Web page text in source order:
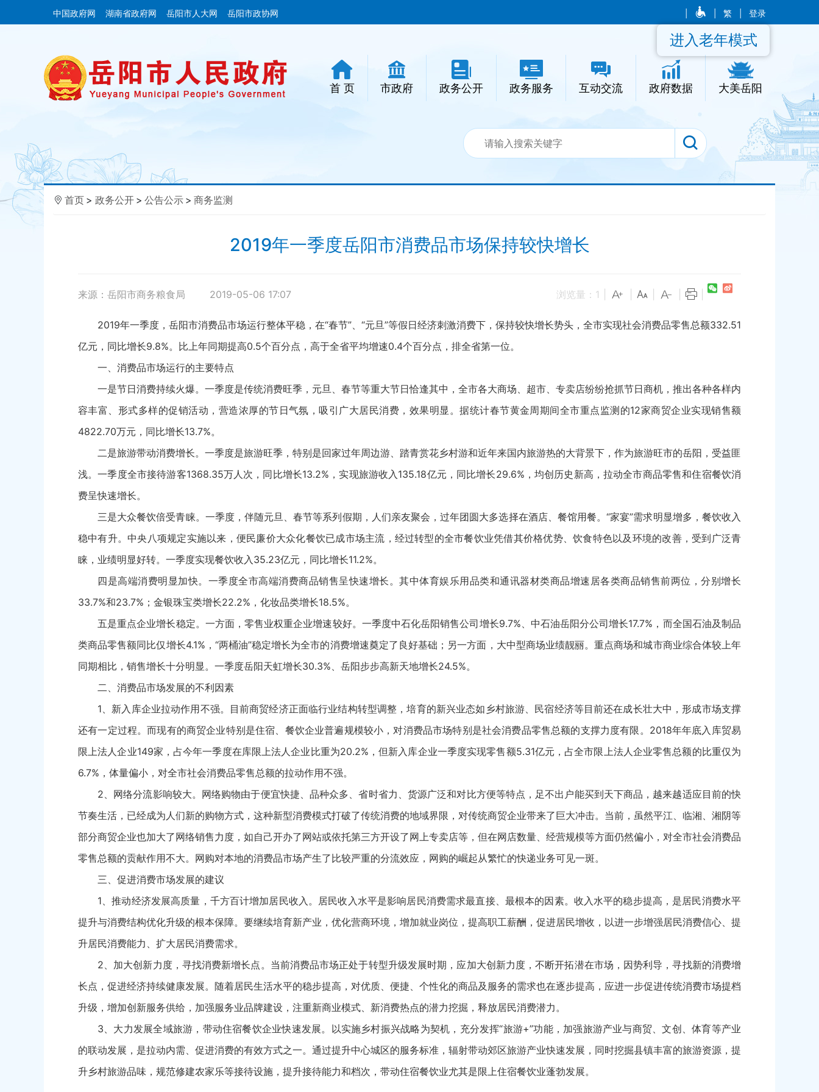
中国政府网 湖南省政府网 岳阳市人大网 岳阳市政协网 繁 登录
首 页 市政府 政务公开 政务服务 互动交流 政府数据 大美岳阳
进入老年模式
首页 > 政务公开 > 公告公示 > 商务监测
2019年一季度岳阳市消费品市场保持较快增长
来源：岳阳市商务粮食局 2019-05-06 17:07 浏览量： 1
2019年一季度，岳阳市消费品市场运行整体平稳，在“春节”、“元旦”等假日经济刺激消费下，保持较快增长势头，全市实现社会消费品零售总额332.51
亿元，同比增长9.8%。比上年同期提高0.5个百分点，高于全省平均增速0.4个百分点，排全省第一位。
一、消费品市场运行的主要特点
一是节日消费持续火爆。一季度是传统消费旺季，元旦、春节等重大节日恰逢其中，全市各大商场、超市、专卖店纷纷抢抓节日商机，推出各种各样内
容丰富、形式多样的促销活动，营造浓厚的节日气氛，吸引广大居民消费，效果明显。据统计春节黄金周期间全市重点监测的12家商贸企业实现销售额
4822.70万元，同比增长13.7%。
二是旅游带动消费增长。一季度是旅游旺季，特别是回家过年周边游、踏青赏花乡村游和近年来国内旅游热的大背景下，作为旅游旺市的岳阳，受益匪
浅。一季度全市接待游客1368.35万人次，同比增长13.2%，实现旅游收入135.18亿元，同比增长29.6%，均创历史新高，拉动全市商品零售和住宿餐饮消
费呈快速增长。
三是大众餐饮倍受青睐。一季度，伴随元旦、春节等系列假期，人们亲友聚会，过年团圆大多选择在酒店、餐馆用餐。“家宴”需求明显增多，餐饮收入
稳中有升。中央八项规定实施以来，便民廉价大众化餐饮已成市场主流，经过转型的全市餐饮业凭借其价格优势、饮食特色以及环境的改善，受到广泛青
睐，业绩明显好转。一季度实现餐饮收入35.23亿元，同比增长11.2%。
四是高端消费明显加快。一季度全市高端消费商品销售呈快速增长。其中体育娱乐用品类和通讯器材类商品增速居各类商品销售前两位，分别增长
33.7%和23.7%；金银珠宝类增长22.2%，化妆品类增长18.5%。
五是重点企业增长稳定。一方面，零售业权重企业增速较好。一季度中石化岳阳销售公司增长9.7%、中石油岳阳分公司增长17.7%，而全国石油及制品
类商品零售额同比仅增长4.1%，“两桶油”稳定增长为全市的消费增速奠定了良好基础；另一方面，大中型商场业绩靓丽。重点商场和城市商业综合体较上年
同期相比，销售增长十分明显。一季度岳阳天虹增长30.3%、岳阳步步高新天地增长24.5%。
二、消费品市场发展的不利因素
1、新入库企业拉动作用不强。目前商贸经济正面临行业结构转型调整，培育的新兴业态如乡村旅游、民宿经济等目前还在成长壮大中，形成市场支撑
还有一定过程。而现有的商贸企业特别是住宿、餐饮企业普遍规模较小，对消费品市场特别是社会消费品零售总额的支撑力度有限。2018年年底入库贸易
限上法人企业149家，占今年一季度在库限上法人企业比重为20.2%，但新入库企业一季度实现零售额5.31亿元，占全市限上法人企业零售总额的比重仅为
6.7%，体量偏小，对全市社会消费品零售总额的拉动作用不强。
2、网络分流影响较大。网络购物由于便宜快捷、品种众多、省时省力、货源广泛和对比方便等特点，足不出户能买到天下商品，越来越适应目前的快
节奏生活，已经成为人们新的购物方式，这种新型消费模式打破了传统消费的地域界限，对传统商贸企业带来了巨大冲击。当前，虽然平江、临湘、湘阴等
部分商贸企业也加大了网络销售力度，如自己开办了网站或依托第三方开设了网上专卖店等，但在网店数量、经营规模等方面仍然偏小，对全市社会消费品
零售总额的贡献作用不大。网购对本地的消费品市场产生了比较严重的分流效应，网购的崛起从繁忙的快递业务可见一斑。
三、促进消费市场发展的建议
1、推动经济发展高质量，千方百计增加居民收入。居民收入水平是影响居民消费需求最直接、最根本的因素。收入水平的稳步提高，是居民消费水平
提升与消费结构优化升级的根本保障。要继续培育新产业，优化营商环境，增加就业岗位，提高职工薪酬，促进居民增收，以进一步增强居民消费信心、提
升居民消费能力、扩大居民消费需求。
2、加大创新力度，寻找消费新增长点。当前消费品市场正处于转型升级发展时期，应加大创新力度，不断开拓潜在市场，因势利导，寻找新的消费增
长点，促进经济持续健康发展。随着居民生活水平的稳步提高，对优质、便捷、个性化的商品及服务的需求也在逐步提高，应进一步促进传统消费市场提档
升级，增加创新服务供给，加强服务业品牌建设，注重新商业模式、新消费热点的潜力挖掘，释放居民消费潜力。
3、大力发展全域旅游，带动住宿餐饮企业快速发展。以实施乡村振兴战略为契机，充分发挥“旅游+”功能，加强旅游产业与商贸、文创、体育等产业
的联动发展，是拉动内需、促进消费的有效方式之一。通过提升中心城区的服务标准，辐射带动郊区旅游产业快速发展，同时挖掘县镇丰富的旅游资源，提
升乡村旅游品味，规范修建农家乐等接待设施，提升接待能力和档次，带动住宿餐饮业尤其是限上住宿餐饮业蓬勃发展。